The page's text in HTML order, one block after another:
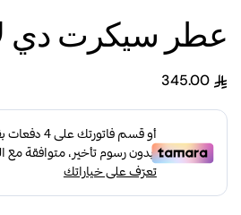
عطر سيكرت دي
السعر العادي